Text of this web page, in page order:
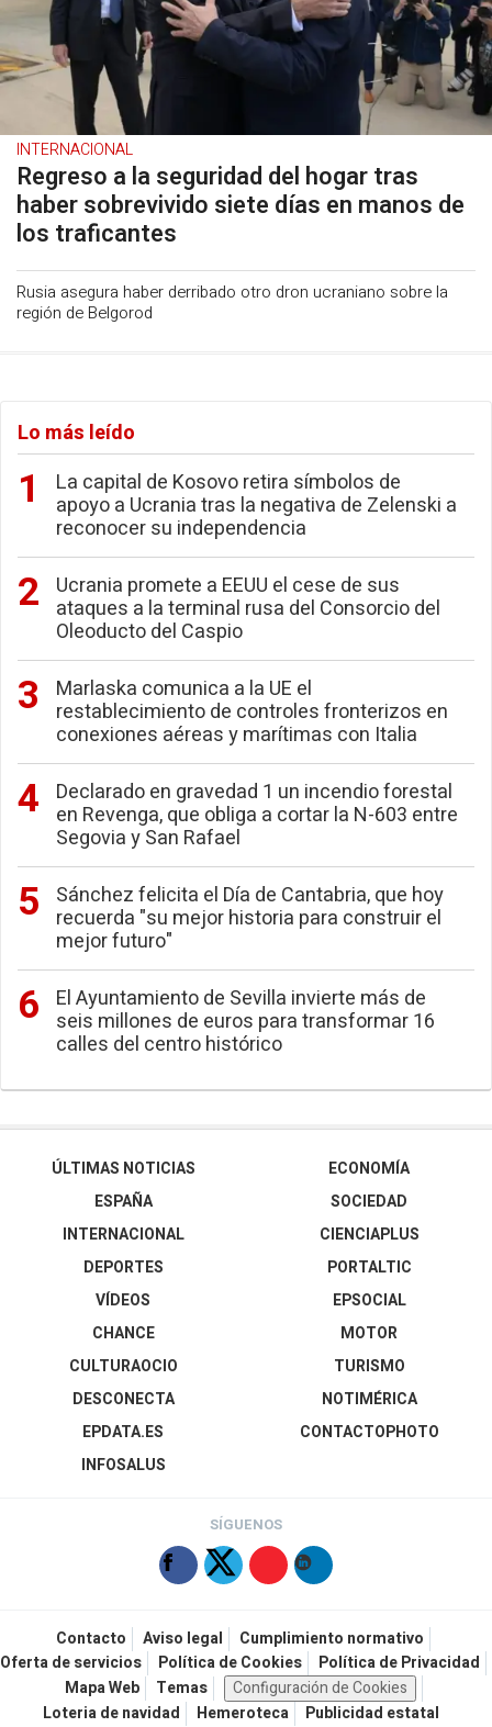
INTERNACIONAL
Regreso a la seguridad del hogar tras
haber sobrevivido siete días en manos de
los traficantes
Rusia asegura haber derribado otro dron ucraniano sobre la
región de Belgorod
Lo más leído
La capital de Kosovo retira símbolos de
apoyo a Ucrania tras la negativa de Zelenski a
reconocer su independencia
Ucrania promete a EEUU el cese de sus
ataques a la terminal rusa del Consorcio del
Oleoducto del Caspio
Marlaska comunica a la UE el
restablecimiento de controles fronterizos en
conexiones aéreas y marítimas con Italia
Declarado en gravedad 1 un incendio forestal
en Revenga, que obliga a cortar la N-603 entre
Segovia y San Rafael
Sánchez felicita el Día de Cantabria, que hoy
recuerda "su mejor historia para construir el
mejor futuro"
El Ayuntamiento de Sevilla invierte más de
seis millones de euros para transformar 16
calles del centro histórico
ÚLTIMAS NOTICIAS
ESPAÑA
INTERNACIONAL
DEPORTES
VÍDEOS
ECONOMÍA
SOCIEDAD
CIENCIAPLUS
PORTALTIC
EPSOCIAL
CHANCE
CULTURAOCIO
DESCONECTA
EPDATA.ES
INFOSALUS
MOTOR
TURISMO
NOTIMÉRICA
CONTACTOPHOTO
SÍGUENOS
Contacto Aviso legal
Cumplimiento normativo
Oferta de servicios
Política de Cookies
Política de Privacidad
Mapa Web
Temas
Configuración de Cookies
Loteria de navidad
Hemeroteca Publicidad estatal